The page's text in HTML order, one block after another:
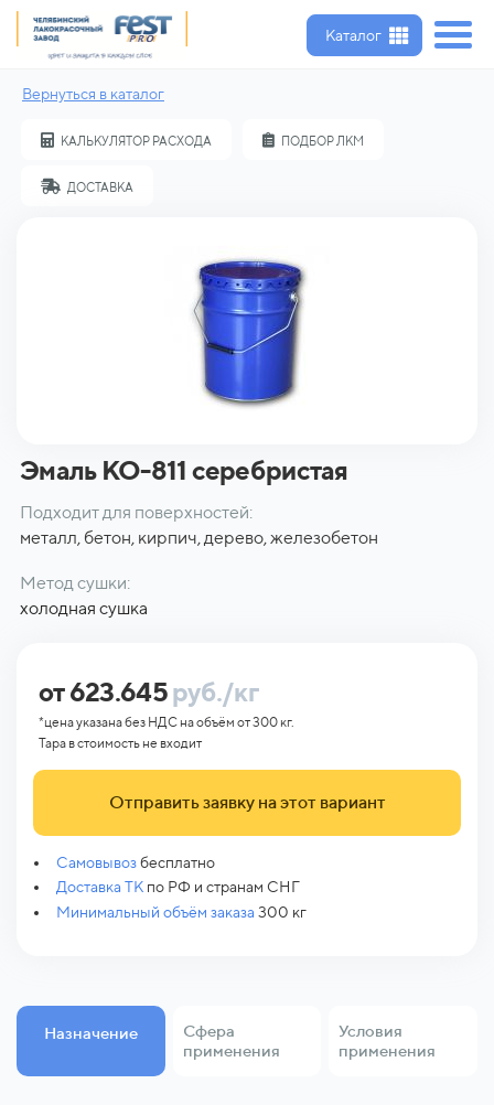
Каталог
Вернуться в каталог
КАЛЬКУЛЯТОР РАСХОДА ПОДБОР ЛКМ
ДОСТАВКА
Эмаль КО-811 серебристая
Подходит для поверхностей:
металл, бетон, кирпич, дерево, железобетон
Метод сушки:
холодная сушка
от 623.645руб./кг
*цена указана без НДС на объём от 300 кг.
Тара в стоимость не входит
Отправить заявку на этот вариант
Самовывозбесплатно
Доставка ТК по РФ и странам СНГ
Минимальный объём заказа 300 кг
Назначение
Сфера
применения
Условия
применения